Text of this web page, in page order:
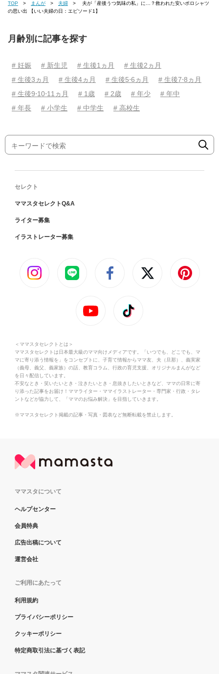
TOP まんが 夫婦
の思い出 【いい夫婦の日：エピソード1】
月齢別に記事を探す
# 妊娠 # 新生児 # 生後1ヵ月
# 生後2ヵ月
# 生後3ヵ月
# 生後4ヵ月 # 生後5⋅6ヵ月
# 生後7⋅8ヵ月
# 生後9⋅10⋅11ヵ月
# 1歳 # 2歳 # 年少
# 年中
# 年長
# 小学生 # 中学生 # 高校生
セレクト
ママスタセレクトQ&A
ライター募集
イラストレーター募集
＜ママスタセレクトとは＞
ママスタセレクトは日本最大級のママ向けメディアです。「いつでも、どこでも、マ
マに寄り添う情報を」をコンセプトに、子育て情報からママ友、夫（旦那）、義実家
（義母、義父、義家族）の話、教育コラム、行政の育児支援、オリジナルまんがなど
を日々配信しています。
不安なとき・笑いたいとき・泣きたいとき・息抜きしたいときなど、ママの日常に寄
り添った記事をお届け！ママライター・ママイラストレーター・専門家・行政・タレ
ントなどが協力して、「ママのお悩み解決」を目指していきます。
※ママスタセレクト掲載の記事・写真・図表など無断転載を禁止します。
ママスタについて
ヘルプセンター
会員特典
広告出稿について
運営会社
ご利用にあたって
利用規約
プライバシーポリシー
クッキーポリシー
特定商取引法に基づく表記